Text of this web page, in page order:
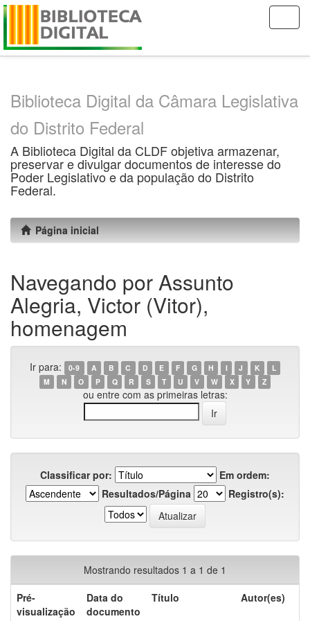
Skip
Biblioteca Digital da Câmara Legislativa
do Distrito Federal
A Biblioteca Digital da CLDF objetiva armazenar,
preservar e divulgar documentos de interesse do
Poder Legislativo e da população do Distrito
Federal.
Página inicial
Navegando por Assunto
Alegria, Victor (Vitor),
homenagem
Ir para: 0-9 A B C D E F G H I J K
L
M
N O P Q R S T U V W X Y Z
ou entre com as primeiras letras:
Classificar por:
Em ordem:
Resultados/Página
Registro(s):
Mostrando resultados 1 a 1 de 1
Pré-
visualização
Data do
documento
Título Autor(es)